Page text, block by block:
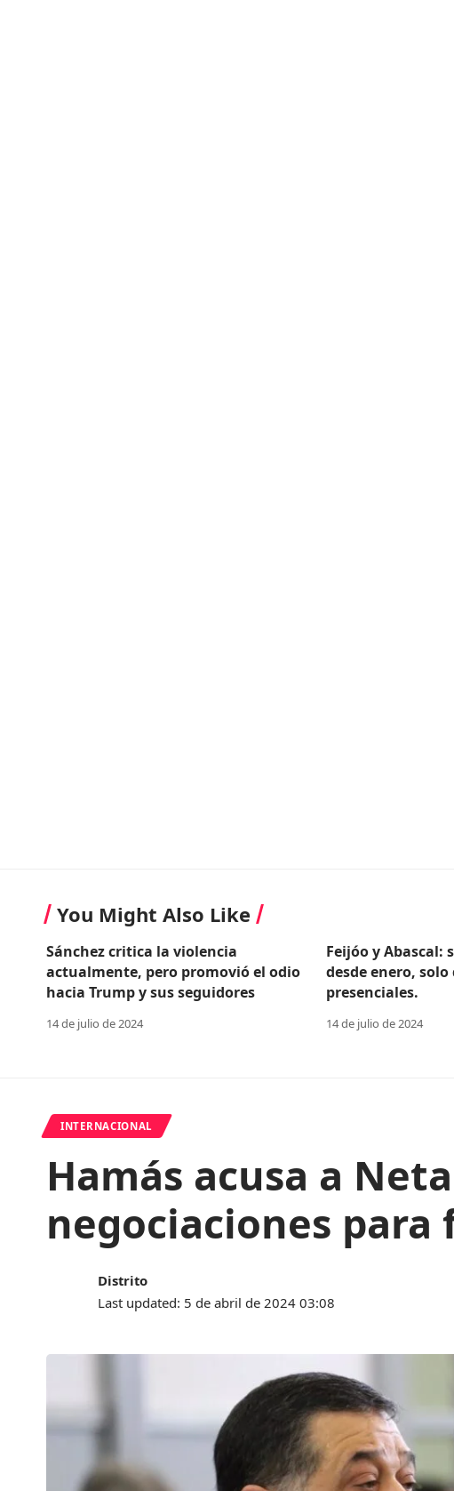
You Might Also Like
Sánchez critica la violencia
actualmente, pero promovió el odio
hacia Trump y sus seguidores
14 de julio de 2024
Feijóo y Abascal:
desde enero,
presenciales.
14 de julio de 2024
INTERNACIONAL
Hamás acusa a
negociaciones para
Last updated: 5 de abril de 2024 03:08
Distrito